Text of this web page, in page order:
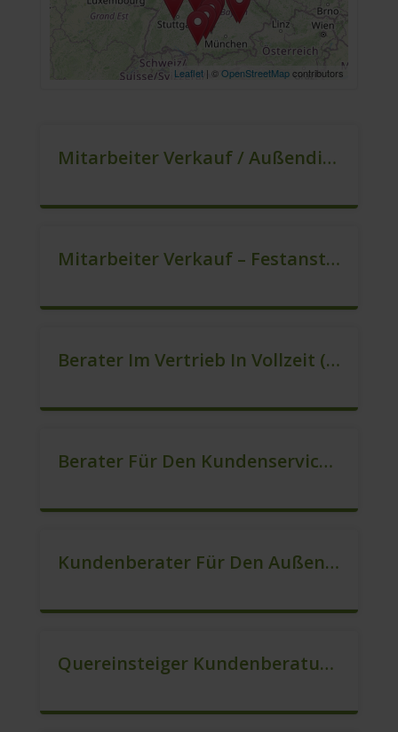
Leaflet | ©OpenStreetMapcontributors
Mitarbeiter Verkauf / Außendienst (m/w/d)
Mitarbeiter Verkauf – Festanstellung (m/w/d)
Berater Im Vertrieb In Vollzeit (m/w/d)
Berater Für Den Kundenservice In VZ/TZ (m/w/d)
Kundenberater Für Den Außendienst Gesucht (m/w/d)
Quereinsteiger Kundenberatung (Außendienst) (m/w/d)